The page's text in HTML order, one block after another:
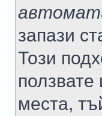
запази
Този
места,